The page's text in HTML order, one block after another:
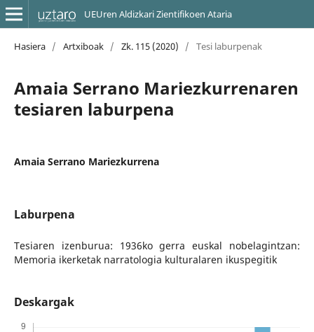
UEUren Aldizkari Zientifikoen Ataria
Hasiera / Artxiboak / Zk. 115 (2020) / Tesi laburpenak
Amaia Serrano Mariezkurrenaren
tesiaren laburpena
Amaia Serrano Mariezkurrena
Laburpena
Tesiaren izenburua: 1936ko gerra euskal nobelagintzan:
Memoria ikerketak narratologia kulturalaren ikuspegitik
Deskargak